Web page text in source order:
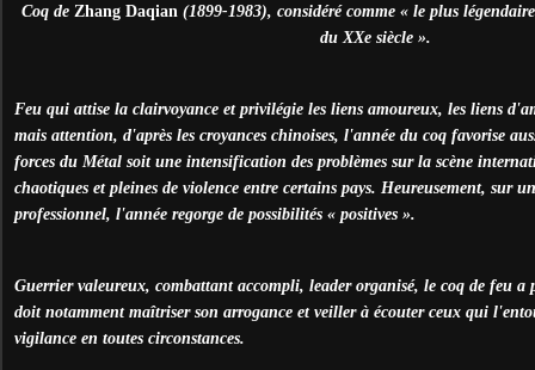
Coq de Zhang Daqian (1899-1983), considéré comme « le plus
du XXe siècle ».
Feu qui attise la clairvoyance et privilégie les liens amoureux, les liens
mais attention, d'après les croyances chinoises, l'année du coq favorise
forces du Métal soit une intensification des problèmes sur la scène
chaotiques et pleines de violence entre certains pays. Heureusement, sur
professionnel, l'année regorge de possibilités « positives ».
Guerrier valeureux, combattant accompli, leader organisé, le coq de feu a
doit notamment maîtriser son arrogance et veiller à écouter ceux qui
vigilance en toutes circonstances.